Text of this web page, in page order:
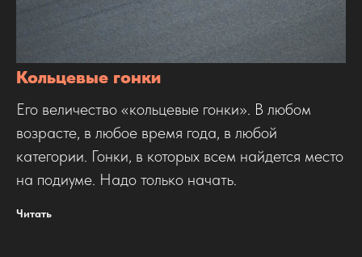
Кольцевые гонки
Его величество «кольцевые гонки». В любом
возрасте, в любое время года, в любой
категории. Гонки, в которых всем найдется место
на подиуме. Надо только начать.
Читать